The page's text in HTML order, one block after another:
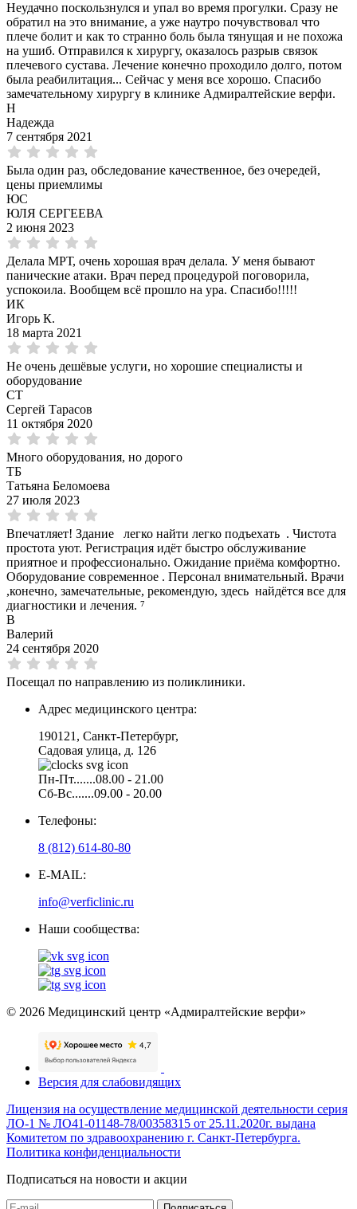
Неудачно поскользнулся и упал во время прогулки. Сразу не
обратил на это внимание, а уже наутро почувствовал что
плече болит и как то странно боль была тянущая и не похожа
на ушиб. Отправился к хирургу, оказалось разрыв связок
плечевого сустава. Лечение конечно проходило долго, потом
была реабилитация... Сейчас у меня все хорошо. Спасибо
замечательному хирургу в клинике Адмиралтейские верфи.
Н
Надежда
7 сентября 2021
Была один раз, обследование качественное, без очередей,
цены приемлимы
ЮС
ЮЛЯ СЕРГЕЕВА
2 июня 2023
Делала МРТ, очень хорошая врач делала. У меня бывают
панические атаки. Врач перед процедурой поговорила,
успокоила. Вообщем всё прошло на ура. Спасибо!!!!!
ИК
Игорь К.
18 марта 2021
Не очень дешёвые услуги, но хорошие специалисты и
оборудование
СТ
Сергей Тарасов
11 октября 2020
Много оборудования, но дорого
ТБ
Татьяна Беломоева
27 июля 2023
Впечатляет! Здание легко найти легко подъехать . Чистота
простота уют. Регистрация идёт быстро обслуживание
приятное и профессионально. Ожидание приёма комфортно.
Оборудование современное . Персонал внимательный. Врачи
,конечно, замечательные, рекомендую, здесь найдётся все для
диагностики и лечения. ⁷
В
Валерий
24 сентября 2020
Посещал по направлению из поликлиники.
Адрес медицинского центра:
190121, Санкт-Петербург,
Садовая улица, д. 126
Пн-Пт.......08.00 - 21.00
Сб-Вс.......09.00 - 20.00
Телефоны:
8 (812) 614-80-80
E-MAIL:
info@verficlinic.ru
Наши сообщества:
© 2026 Медицинский центр «Адмиралтейские верфи»
Версия для слабовидящих
Лицензия на осуществление медицинской деятельности серия
ЛО-1 № ЛО41-01148-78/00358315 от 25.11.2020г. выдана
Комитетом по здравоохранению г. Санкт-Петербурга.
Политика конфиденциальности
Подписаться на новости и акции